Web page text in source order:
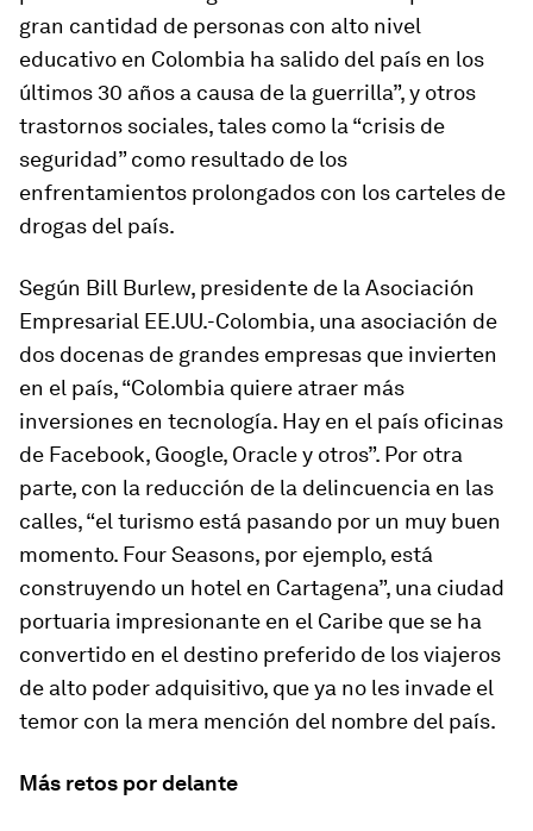
gran cantidad de personas con alto nivel
educativo en Colombia ha salido del país en los
últimos 30 años a causa de la guerrilla”, y otros
trastornos sociales, tales como la “crisis de
seguridad” como resultado de los
enfrentamientos prolongados con los carteles de
drogas del país.
Según Bill Burlew, presidente de la Asociación
Empresarial EE.UU.-Colombia, una asociación de
dos docenas de grandes empresas que invierten
en el país, “Colombia quiere atraer más
inversiones en tecnología. Hay en el país oficinas
de Facebook, Google, Oracle y otros”. Por otra
parte, con la reducción de la delincuencia en las
calles, “el turismo está pasando por un muy buen
momento. Four Seasons, por ejemplo, está
construyendo un hotel en Cartagena”, una ciudad
portuaria impresionante en el Caribe que se ha
convertido en el destino preferido de los viajeros
de alto poder adquisitivo, que ya no les invade el
temor con la mera mención del nombre del país.
Más retos por delante